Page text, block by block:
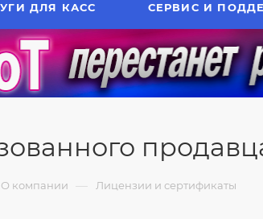
ДЛЯ КАСС СЕРВИС И
О компании — Лицензии и сертификаты